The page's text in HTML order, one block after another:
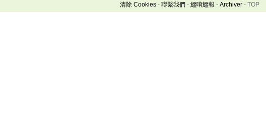
清除 Cookies- 聯繫我們 - 鱷唷鱷報 - Archiver- TOP